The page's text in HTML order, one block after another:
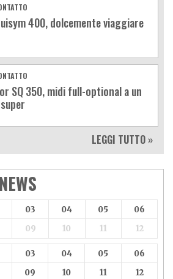
400, dolcemente viaggiare
SQ 350, midi full-optional a un
LEGGI TUTTO »
03 04 05
06
09 10 11 12
03 04 05
06
09 10 11 12